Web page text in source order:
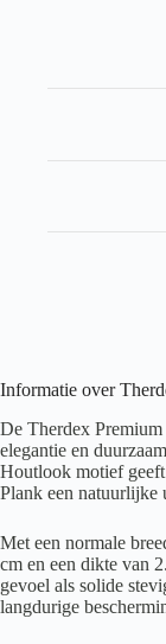
Informatie over
De Therdex
elegantie en
Houtlook motief
Plank een natuurlijke
Met een normale
cm en een dikte van
gevoel als solide
langdurige